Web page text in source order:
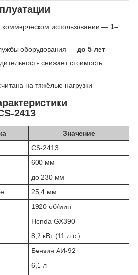
коммерческом использовании — 1–
оборудования — до 5 лет
снижает стоимость
на тяжёлые нагрузки
2413
Значение
CS-2413
600 мм
до 230 мм
25,4 мм
1920 об/мин
Honda GX390
8,2 кВт (11 л.с.)
Бензин АИ-92
6,1 л